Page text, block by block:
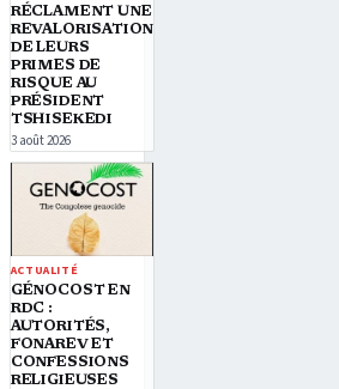
RÉCLAMENT UNE
REVALORISATION
DE LEURS
PRIMES DE
RISQUE AU
PRÉSIDENT
TSHISEKEDI
3 août 2026
ACTUALITÉ
GÉNOCOST EN
RDC :
AUTORITÉS,
FONAREV ET
CONFESSIONS
RELIGIEUSES